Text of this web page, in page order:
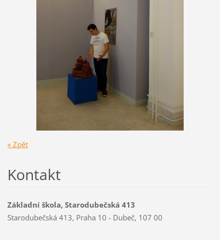
« Zpět
Kontakt
Základní škola, Starodubečská 413
Starodubečská 413, Praha 10 - Dubeč, 107 00